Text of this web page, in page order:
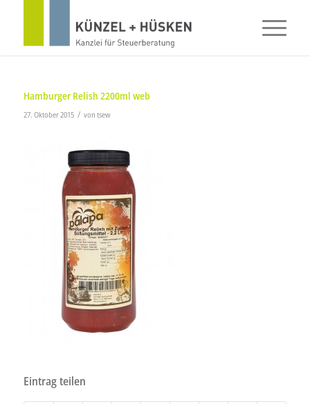
Hamburger Relish 2200ml web
27. Oktober 2015 / von tsew
Eintrag teilen